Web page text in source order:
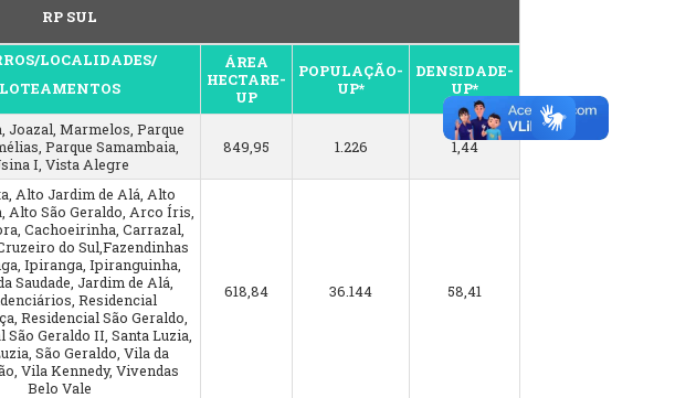
RP SUL
LOCALIDADES/
LOTEAMENTOS
ÁREA
HECTARE-
UP
POPULAÇÃO-
UP*
DENSIDADE-
UP*
Joazal, Marmelos, Parque
Parque Samambaia,
I, Vista Alegre
849,95 1.226 1,44
Alto Jardim de Alá, Alto
Alto São Geraldo, Arco Íris,
Cachoeirinha, Carrazal,
do Sul,Fazendinhas
Ipiranga, Ipiranguinha,
Saudade, Jardim de Alá,
Residencial
Residencial São Geraldo,
São Geraldo II, Santa Luzia,
São Geraldo, Vila da
Vila Kennedy, Vivendas
Belo Vale
618,84 36.144 58,41